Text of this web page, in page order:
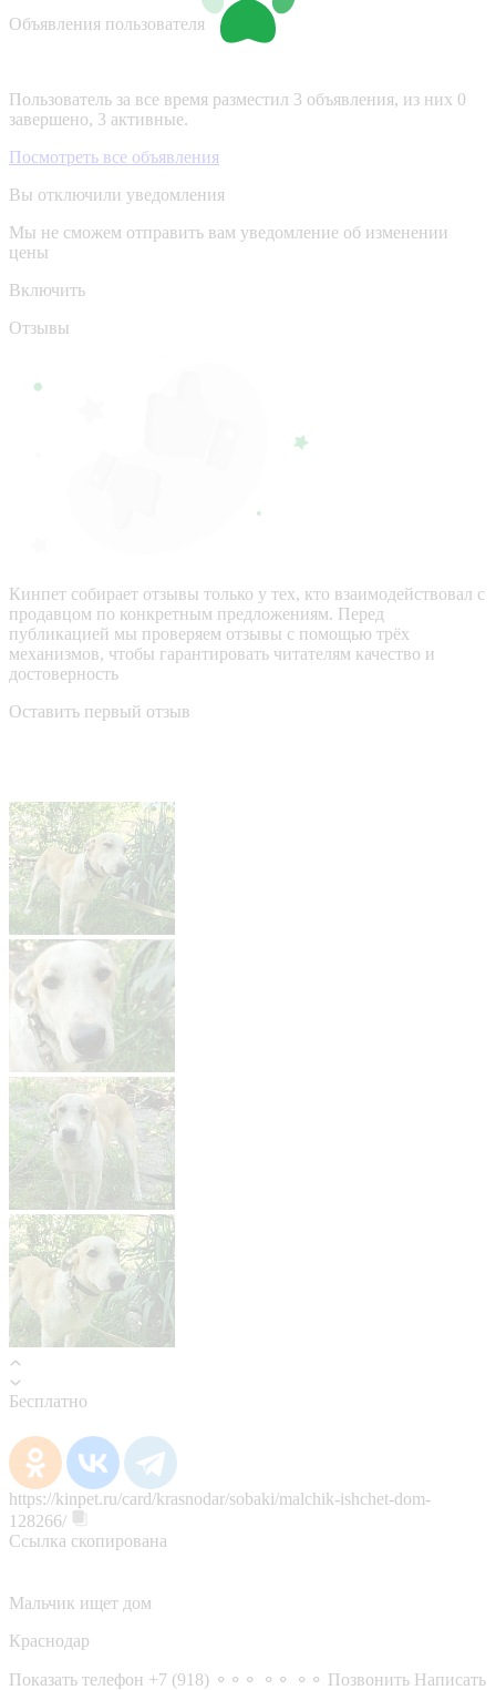
Объявления пользователя
Пользователь за все время разместил 3 объявления, из них 0
завершено, 3 активные.
Посмотреть все объявления
Вы отключили уведомления
Мы не сможем отправить вам уведомление об изменении
цены
Включить
Отзывы
Кинпет собирает отзывы только у тех, кто взаимодействовал с
продавцом по конкретным предложениям. Перед
публикацией мы проверяем отзывы с помощью трёх
механизмов, чтобы гарантировать читателям качество и
достоверность
Оставить первый отзыв
Бесплатно
https://kinpet.ru/card/krasnodar/sobaki/malchik-ishchet-dom-
128266/
Ссылка скопирована
Мальчик ищет дом
Краснодар
Показать телефон +7 (918) ⚬⚬⚬ ⚬⚬ ⚬⚬ Позвонить Написать